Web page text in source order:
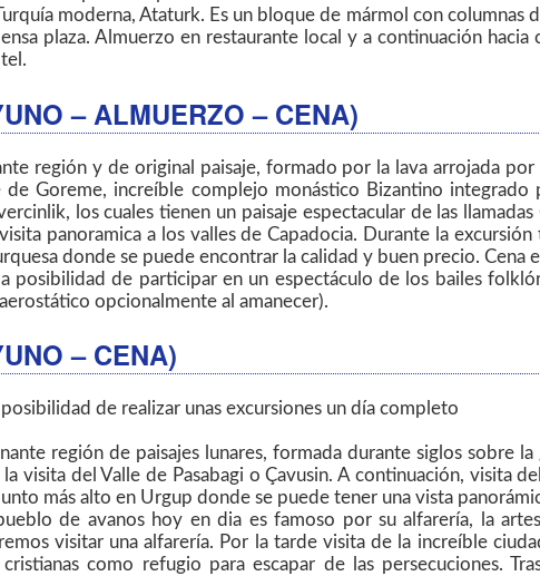
moderna, Ataturk. Es un bloque de mármol con columnas
plaza. Almuerzo en restaurante local y a continuación
– ALMUERZO – CENA)
región y de original paisaje, formado por la lava arrojada
Goreme, increíble complejo monástico Bizantino integrado
los cuales tienen un paisaje espectacular de las
panoramica a los valles de Capadocia. Durante la
donde se puede encontrar la calidad y buen precio. Cena
posibilidad de participar en un espectáculo de los bailes
opcionalmente al amanecer).
– CENA)
de realizar unas excursiones un día completo
región de paisajes lunares, formada durante siglos sobre
visita del Valle de Pasabagi o Çavusin. A continuación, visita
más alto en Urgup donde se puede tener una vista
de avanos hoy en dia es famoso por su alfarería, la
visitar una alfarería. Por la tarde visita de la increíble
como refugio para escapar de las persecuciones.